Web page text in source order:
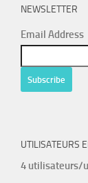
NEWSLETTER
Email Address
UTILISATEURS
4 utilisateurs/